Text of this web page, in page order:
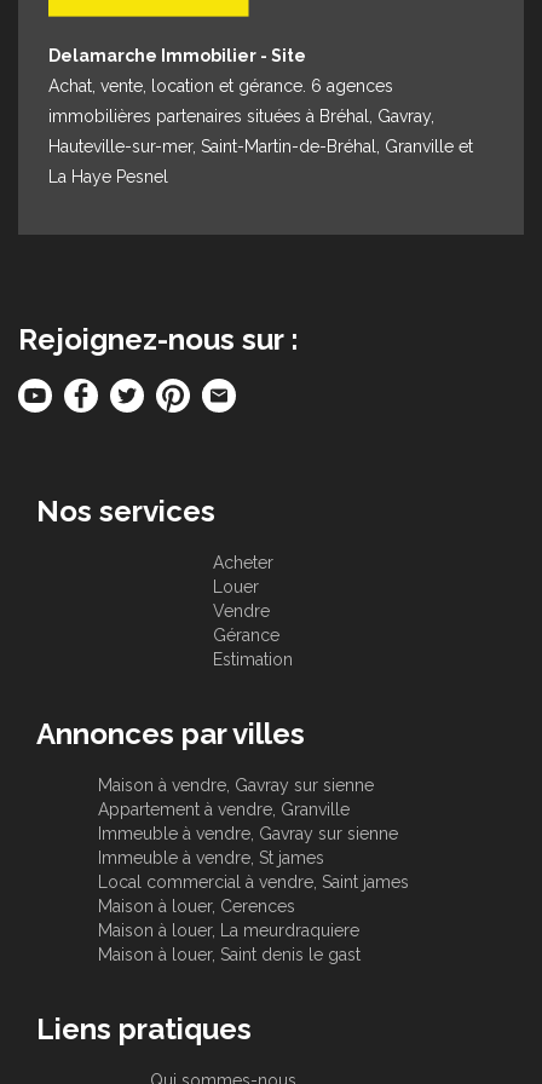
Delamarche Immobilier - Site
Achat, vente, location et gérance. 6 agences
immobilières partenaires situées à Bréhal, Gavray,
Hauteville-sur-mer, Saint-Martin-de-Bréhal, Granville et
La Haye Pesnel
Rejoignez-nous sur :
Nos services
Acheter
Louer
Vendre
Gérance
Estimation
Annonces par villes
Maison à vendre, Gavray sur sienne
Appartement à vendre, Granville
Immeuble à vendre, Gavray sur sienne
Immeuble à vendre, St james
Local commercial à vendre, Saint james
Maison à louer, Cerences
Maison à louer, La meurdraquiere
Maison à louer, Saint denis le gast
Liens pratiques